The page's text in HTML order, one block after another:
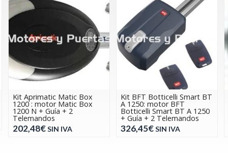
Kit Aprimatic Matic Box
1200 : motor Matic Box
1200 N + Guía + 2
Telemandos
202,48€SIN IVA
Kit BFT Botticelli Smart BT
A 1250: motor BFT
Botticelli Smart BT A 1250
+ Guía + 2 Telemandos
326,45€SIN IVA